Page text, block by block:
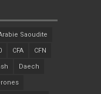
Saoudite
CFA CFN
Daech